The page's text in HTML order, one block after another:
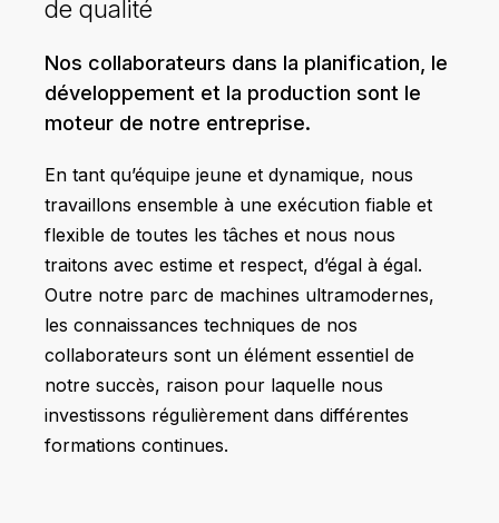
de qualité
Nos collaborateurs dans la planification, le
développement et la production sont le
moteur de notre entreprise.
En tant qu’équipe jeune et dynamique, nous
travaillons ensemble à une exécution fiable et
flexible de toutes les tâches et nous nous
traitons avec estime et respect, d’égal à égal.
Outre notre parc de machines ultramodernes,
les connaissances techniques de nos
collaborateurs sont un élément essentiel de
notre succès, raison pour laquelle nous
investissons régulièrement dans différentes
formations continues.